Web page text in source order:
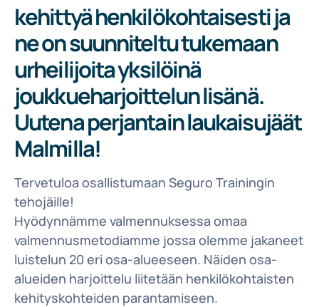
kehittyä henkilökohtaisesti ja
ne on suunniteltu tukemaan
urheilijoita yksilöinä
joukkueharjoittelun lisänä.
Uutena perjantain laukaisujäät
Malmilla!
Tervetuloa osallistumaan Seguro Trainingin
tehojäille!
Hyödynnämme valmennuksessa omaa
valmennusmetodiamme jossa olemme jakaneet
luistelun 20 eri osa-alueeseen. Näiden osa-
alueiden harjoittelu liitetään henkilökohtaisten
kehityskohteiden parantamiseen.